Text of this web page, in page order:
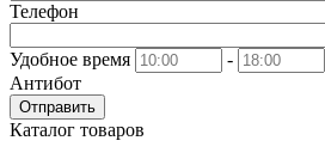
Телефон
Удобное время
-
Антибот
Отправить
Каталог товаров